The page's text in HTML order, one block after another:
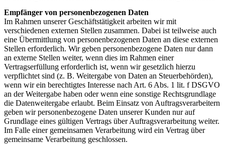
Empfänger von personenbezogenen Daten
Im Rahmen unserer Geschäftstätigkeit arbeiten wir mit
verschiedenen externen Stellen zusammen. Dabei ist teilweise auch
eine Übermittlung von personenbezogenen Daten an diese externen
Stellen erforderlich. Wir geben personenbezogene Daten nur dann
an externe Stellen weiter, wenn dies im Rahmen einer
Vertragserfüllung erforderlich ist, wenn wir gesetzlich hierzu
verpflichtet sind (z. B. Weitergabe von Daten an Steuerbehörden),
wenn wir ein berechtigtes Interesse nach Art. 6 Abs. 1 lit. f DSGVO
an der Weitergabe haben oder wenn eine sonstige Rechtsgrundlage
die Datenweitergabe erlaubt. Beim Einsatz von Auftragsverarbeitern
geben wir personenbezogene Daten unserer Kunden nur auf
Grundlage eines gültigen Vertrags über Auftragsverarbeitung weiter.
Im Falle einer gemeinsamen Verarbeitung wird ein Vertrag über
gemeinsame Verarbeitung geschlossen.